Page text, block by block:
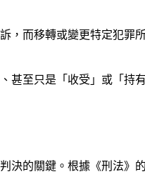
，而移轉或變更特定犯罪
甚至只是「收受」或「持
決的關鍵。根據《刑法》的